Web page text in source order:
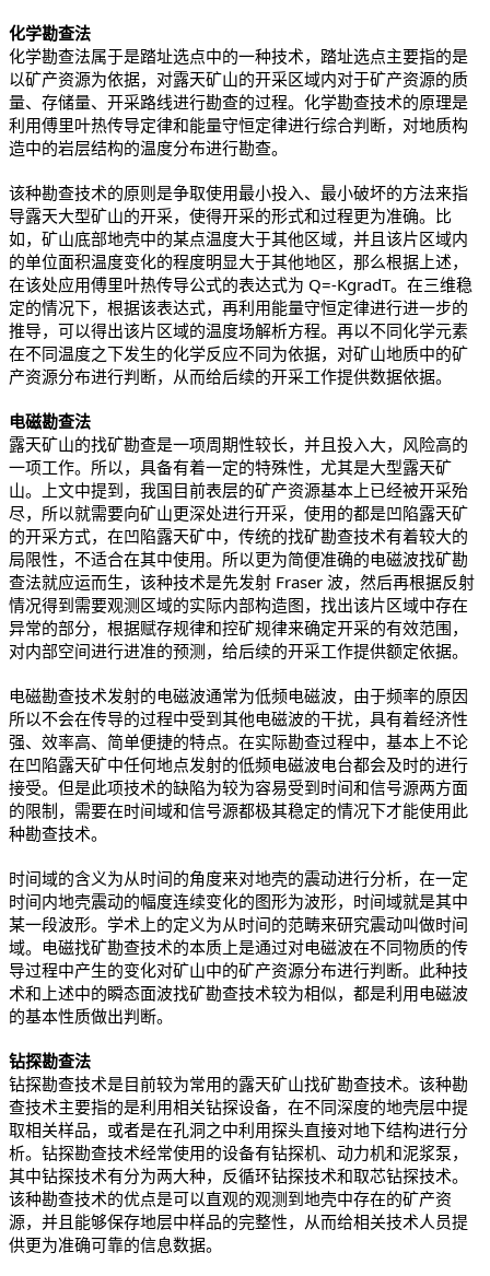
化学勘查法
化学勘查法属于是踏址选点中的一种技术，踏址选点主要指的是
以矿产资源为依据，对露天矿山的开采区域内对于矿产资源的质
量、存储量、开采路线进行勘查的过程。化学勘查技术的原理是
利用傅里叶热传导定律和能量守恒定律进行综合判断，对地质构
造中的岩层结构的温度分布进行勘查。
该种勘查技术的原则是争取使用最小投入、最小破坏的方法来指
导露天大型矿山的开采，使得开采的形式和过程更为准确。比
如，矿山底部地壳中的某点温度大于其他区域，并且该片区域内
的单位面积温度变化的程度明显大于其他地区，那么根据上述，
在该处应用傅里叶热传导公式的表达式为 Q=-KgradT。在三维稳
定的情况下，根据该表达式，再利用能量守恒定律进行进一步的
推导，可以得出该片区域的温度场解析方程。再以不同化学元素
在不同温度之下发生的化学反应不同为依据，对矿山地质中的矿
产资源分布进行判断，从而给后续的开采工作提供数据依据。
电磁勘查法
露天矿山的找矿勘查是一项周期性较长，并且投入大，风险高的
一项工作。所以，具备有着一定的特殊性，尤其是大型露天矿
山。上文中提到，我国目前表层的矿产资源基本上已经被开采殆
尽，所以就需要向矿山更深处进行开采，使用的都是凹陷露天矿
的开采方式，在凹陷露天矿中，传统的找矿勘查技术有着较大的
局限性，不适合在其中使用。所以更为简便准确的电磁波找矿勘
查法就应运而生，该种技术是先发射 Fraser 波，然后再根据反射
情况得到需要观测区域的实际内部构造图，找出该片区域中存在
异常的部分，根据赋存规律和控矿规律来确定开采的有效范围，
对内部空间进行进准的预测，给后续的开采工作提供额定依据。
电磁勘查技术发射的电磁波通常为低频电磁波，由于频率的原因
所以不会在传导的过程中受到其他电磁波的干扰，具有着经济性
强、效率高、简单便捷的特点。在实际勘查过程中，基本上不论
在凹陷露天矿中任何地点发射的低频电磁波电台都会及时的进行
接受。但是此项技术的缺陷为较为容易受到时间和信号源两方面
的限制，需要在时间域和信号源都极其稳定的情况下才能使用此
种勘查技术。
时间域的含义为从时间的角度来对地壳的震动进行分析，在一定
时间内地壳震动的幅度连续变化的图形为波形，时间域就是其中
某一段波形。学术上的定义为从时间的范畴来研究震动叫做时间
域。电磁找矿勘查技术的本质上是通过对电磁波在不同物质的传
导过程中产生的变化对矿山中的矿产资源分布进行判断。此种技
术和上述中的瞬态面波找矿勘查技术较为相似，都是利用电磁波
的基本性质做出判断。
钻探勘查法
钻探勘查技术是目前较为常用的露天矿山找矿勘查技术。该种勘
查技术主要指的是利用相关钻探设备，在不同深度的地壳层中提
取相关样品，或者是在孔洞之中利用探头直接对地下结构进行分
析。钻探勘查技术经常使用的设备有钻探机、动力机和泥浆泵，
其中钻探技术有分为两大种，反循环钻探技术和取芯钻探技术。
该种勘查技术的优点是可以直观的观测到地壳中存在的矿产资
源，并且能够保存地层中样品的完整性，从而给相关技术人员提
供更为准确可靠的信息数据。